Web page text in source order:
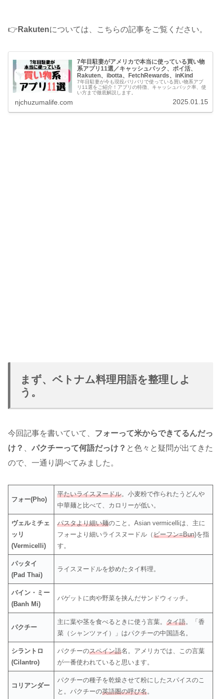
👉 Rakutenについては、こちらの記事をご覧ください。
7年目駐妻がアメリカで本当に使っている買い物
系アプリ11選／キャッシュバック、ポイ活、
Rakuten、ibotta、FetchRewards、inKind
7年目駐妻が今も現役バリバリで使っている買い物系アプ
リ11選をご紹介！アプリの特徴、キャッシュバック率、使
い方まで徹底解説します。
njchuzumalife.com 2025.01.15
まず、ベトナム料理用語を整理しよ
う。
今回記事を書いていて、 フォーって米からできてるんだっ
け？
パクチーって何語だっけ？ と色々と疑問が出てきた
ので、一通り調べてみました。
フォー(Pho)
平たいライスヌードル。小麦粉で作られたうどんや
中華麺と比べて、カロリーが低い。
ヴェルミチェ
ッリ
(Vermicelli)
パスタより細い麺のこと。Asian vermicelliは、主に
フォーより細いライスヌードル（ビーフン=Bun)を指
す。
パッタイ
(Pad Thai)
ライスヌードルを炒めたタイ料理。
バイン・ミー
(Banh Mi)
バゲットに肉や野菜を挟んだサンドウィッチ。
パクチー
主に葉や茎を食べるときに使う言葉。タイ語。「香
菜（シャンツァイ）」はパクチーの中国語名。
シラントロ
(Cilantro)
パクチーのスペイン語名。アメリカでは、この言葉
が一番使われていると思います。
コリアンダー
パクチーの種子を乾燥させて粉にしたスパイスのこ
と。パクチーの英語圏の呼び名。